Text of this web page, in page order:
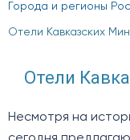
Города и регионы
Отели Кавказских
Отели
Несмотря на